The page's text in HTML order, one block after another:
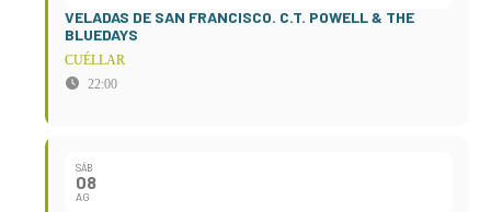
VELADAS DE SAN FRANCISCO. C.T. POWELL & THE
BLUEDAYS
CUÉLLAR
22:00
SÁB
08
AG